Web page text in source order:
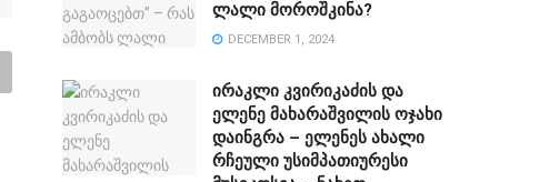
ლალი მოროშკინა?
DECEMBER 1, 2024
ირაკლი კვირიკაძის და
ელენე მახარაშვილის ოჯახი
დაინგრა – ელენეს ახალი
რჩეული უსიმპათიურესი